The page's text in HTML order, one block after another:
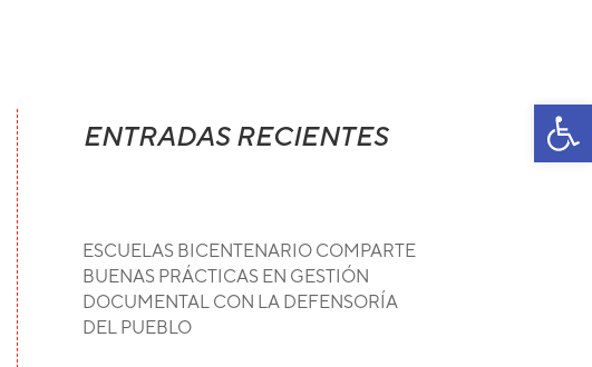
ENTRADAS RECIENTES
ESCUELAS BICENTENARIO COMPARTE
BUENAS PRÁCTICAS EN GESTIÓN
DOCUMENTAL CON LA DEFENSORÍA
DEL PUEBLO